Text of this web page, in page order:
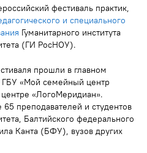
фестиваль практик,
и специального
Гуманитарного института
(ГИ РосНОУ).
прошли в главном
ГБУ «Мой семейный центр
«ЛогоМеридиан».
преподавателей и студентов
Балтийского федерального
Канта (БФУ), вузов других